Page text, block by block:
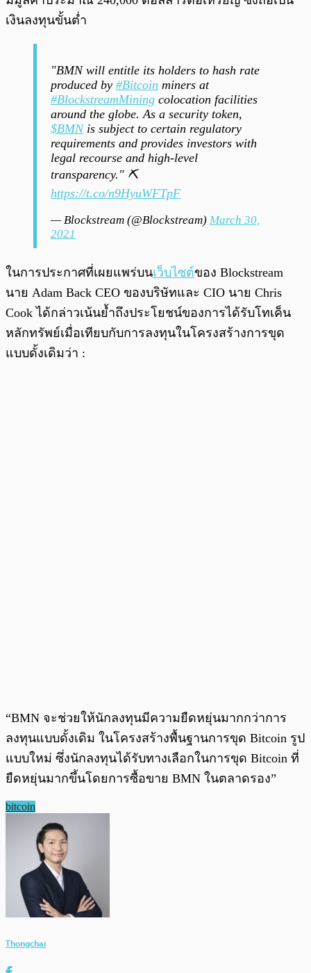
เงินลงทุนขั้นต่ำ
"BMN will entitle its holders to hash rate
produced by #Bitcoin miners at
#BlockstreamMining colocation facilities
around the globe. As a security token,
$BMNis subject to certain regulatory
requirements and provides investors with
legal recourse and high-level
transparency." ⛏️
https://t.co/n9HyuWFTpF
— Blockstream (@Blockstream) March 30,
2021
ในการประกาศที่เผยแพร่บนเว็บไซต์ของ Blockstream
นาย Adam Back CEO ของบริษัทและ CIO นาย Chris
Cook ได้กล่าวเน้นย้ำถึงประโยชน์ของการได้รับโทเค็น
หลักทรัพย์เมื่อเทียบกับการลงทุนในโครงสร้างการขุด
แบบดั้งเดิมว่า :
“BMN จะช่วยให้นักลงทุนมีความยืดหยุ่นมากกว่าการ
ลงทุนแบบดั้งเดิม ในโครงสร้างพื้นฐานการขุด Bitcoin รูป
แบบใหม่ ซึ่งนักลงทุนได้รับทางเลือกในการขุด Bitcoin ที่
ยืดหยุ่นมากขึ้นโดยการซื้อขาย BMN ในตลาดรอง”
bitcoin
Thongchai